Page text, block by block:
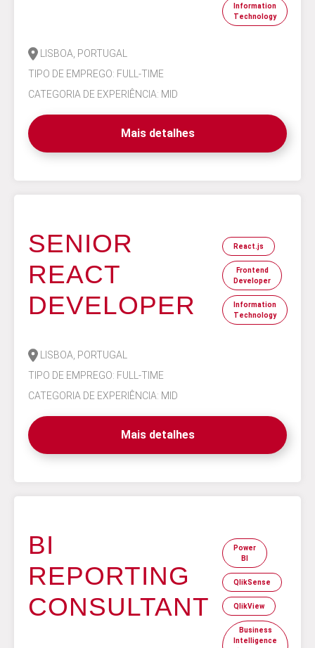
Information
Technology
LISBOA, PORTUGAL
TIPO DE EMPREGO: FULL-TIME
CATEGORIA DE EXPERIÊNCIA: MID
Mais detalhes
SENIOR
REACT
DEVELOPER
React.js
Frontend
Developer
Information
Technology
LISBOA, PORTUGAL
TIPO DE EMPREGO: FULL-TIME
CATEGORIA DE EXPERIÊNCIA: MID
Mais detalhes
BI
REPORTING
CONSULTANT
Power
BI
QlikSense
QlikView
Business
Intelligence